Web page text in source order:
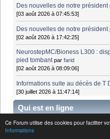
Ce Forum utilise des cookies pour faciliter
Informations
Des nouvelles de notre président
[03 août 2026 à 07:45:53]
Des nouvelles de notre président
[02 août 2026 à 17:42:25]
NeurostepMC/Bioness L300 :
pied tombant parfarid
[02 août 2026 à 08:09:06]
Informations suite au décès de T
[30 juillet 2026 à 11:47:14]
Qui est en ligne
Invités: 620